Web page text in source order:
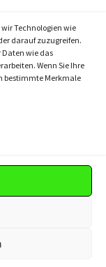
Technologien wie
darauf zuzugreifen.
Daten wie das
Wenn Sie Ihre
bestimmte Merkmale